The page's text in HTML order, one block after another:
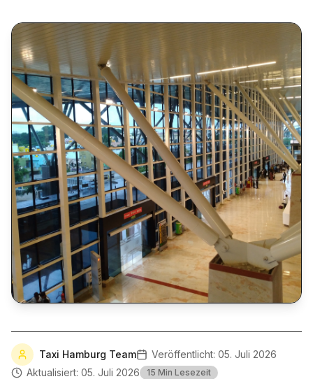
Taxi Hamburg Team Veröffentlicht: 05. Juli 2026
Aktualisiert: 05. Juli 2026 15 Min Lesezeit